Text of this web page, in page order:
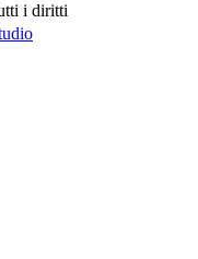
i diritti